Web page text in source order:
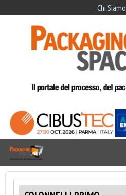
Chi Siamo